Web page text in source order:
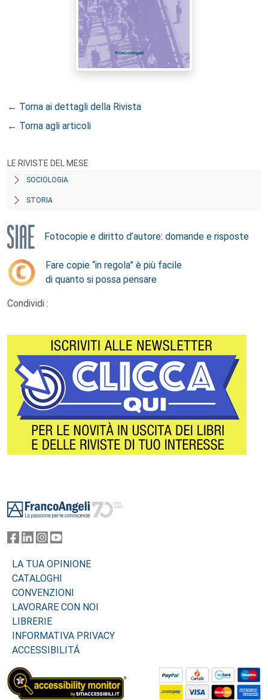
← Torna ai dettagli della Rivista
← Torna agli articoli
LE RIVISTE DEL MESE
SOCIOLOGIA
STORIA
Fotocopie e diritto d’autore: domande e risposte
Fare copie “in regola” è più facile
di quanto si possa pensare
Condividi :
LA TUA OPINIONE
CATALOGHI
CONVENZIONI
LAVORARE CON NOI
LIBRERIE
INFORMATIVA PRIVACY
ACCESSIBILITÁ